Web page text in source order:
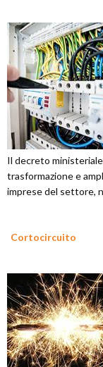
Il decreto
trasformazione e
imprese del settore,
Cortocircuito